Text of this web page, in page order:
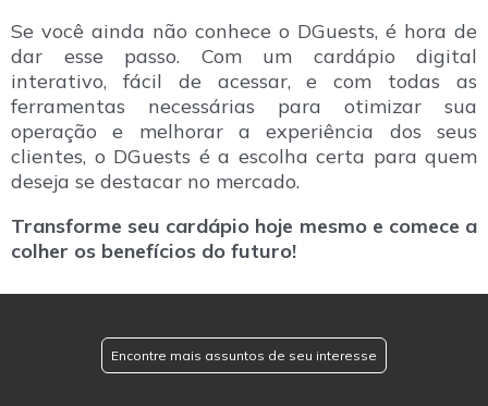
Se você ainda não conhece o DGuests, é hora de
dar esse passo. Com um cardápio digital
interativo, fácil de acessar, e com todas as
ferramentas necessárias para otimizar sua
operação e melhorar a experiência dos seus
clientes, o DGuests é a escolha certa para quem
deseja se destacar no mercado.
Transforme seu cardápio hoje mesmo e comece a
colher os benefícios do futuro!
Encontre mais assuntos de seu interesse